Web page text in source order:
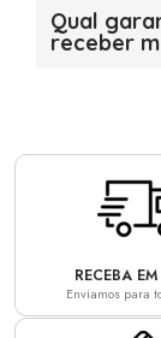
Qual
receber
RECEBA
Enviamos para